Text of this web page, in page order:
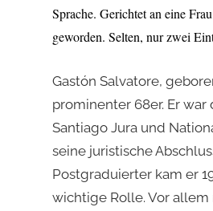
Sprache. Gerichtet an eine
geworden. Selten, nur zwei
Gastón Salvatore,
prominenter 68er. Er
Santiago Jura und
seine juristische
Postgraduierter kam er
wichtige Rolle. Vor